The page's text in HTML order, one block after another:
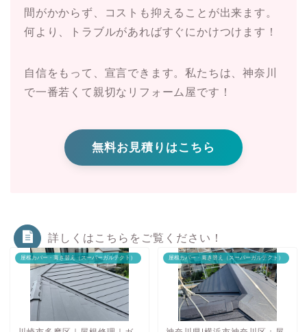
間がかからず、コストも抑えることが出来ます。
何より、トラブルがあればすぐにかけつけます！
自信をもって、宣言できます。私たちは、神奈川
で一番若くて親切なリフォーム屋です！
無料お見積りはこちら
詳しくはこちらをご覧ください！
屋根カバー・葺き替え（スーパーガルテクト） 屋根カバー・葺き替え（スーパーガルテクト）